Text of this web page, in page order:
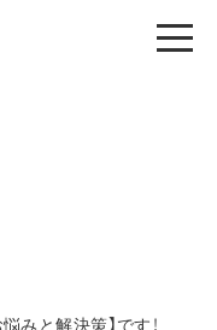
みと解決策】です！